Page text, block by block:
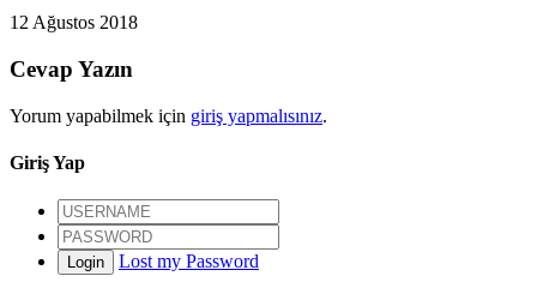
12 Ağustos 2018
Cevap Yazın
Yorum yapabilmek için giriş yapmalısınız.
Giriş Yap
Login Lost my Password